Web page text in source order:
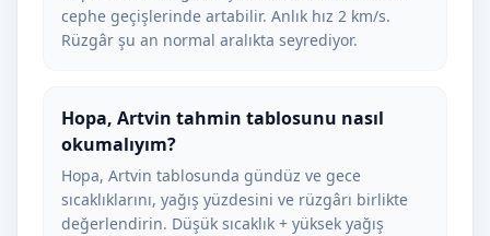
cephe geçişlerinde artabilir. Anlık hız 2 km/s.
Rüzgâr şu an normal aralıkta seyrediyor.
Hopa, Artvin tahmin tablosunu nasıl
okumalıyım?
Hopa, Artvin tablosunda gündüz ve gece
sıcaklıklarını, yağış yüzdesini ve rüzgârı birlikte
değerlendirin. Düşük sıcaklık + yüksek yağış